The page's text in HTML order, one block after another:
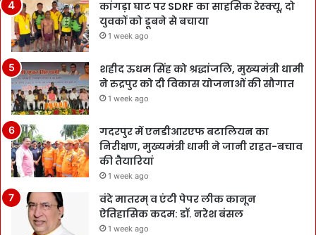
कांगड़ा घाट पर SDRF का साहसिक रेस्क्यू, दो
युवकों को डूबने से बचाया
1 week ago
शहीद ऊधम सिंह को श्रद्धांजलि, मुख्यमंत्री धामी
ने रुद्रपुर को दी विकास योजनाओं की सौगात
1 week ago
गदरपुर में एनडीआरएफ बटालियन का
निरीक्षण, मुख्यमंत्री धामी ने जानी राहत-बचाव
की तैयारियां
1 week ago
वंदे मातरम् व एंटी पेपर लीक कानून
ऐतिहासिक कदम: डॉ. नरेश बंसल
1 week ago